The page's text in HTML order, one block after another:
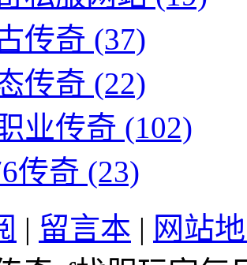
传奇 (37)
传奇 (22)
业传奇 (102)
传奇 (23)
| 留言本 | 网站